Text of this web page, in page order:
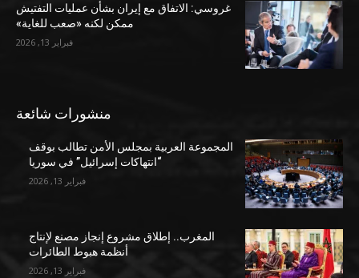
غروسي: الاتفاق مع إيران بشأن عمليات التفتيش
ممكن لكنه «صعب للغاية»
فبراير 13, 2026
منشورات شائعة
المجموعة العربية بمجلس الأمن تطالب بوقف
“انتهاكات إسرائيل” في سوريا
فبراير 13, 2026
المغرب.. إطلاق مشروع إنجاز مصنع لإنتاج
أنظمة هبوط الطائرات
فبراير 13, 2026